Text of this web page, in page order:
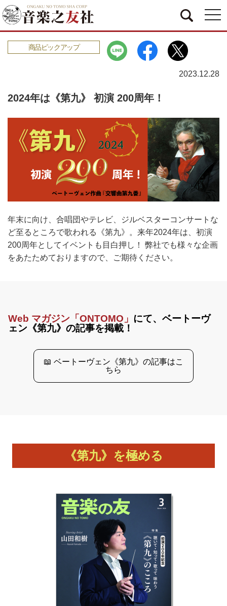
商品ピックアップ
2023.12.28
2024年は《第九》 初演 200周年！
年末に向け、合唱団やテレビ、ジルベスターコンサートな
ど至るところで歌われる《第九》。来年2024年は、初演
200周年としてイベントも目白押し！ 弊社でも様々な企画
をあたためておりますので、ご期待ください。
Web マガジン「ONTOMO」 にて、ベートーヴ
ェン《第九》の記事を掲載！
📖 ベートーヴェン《第九》の記事はこ
ちら
《第九》を極める